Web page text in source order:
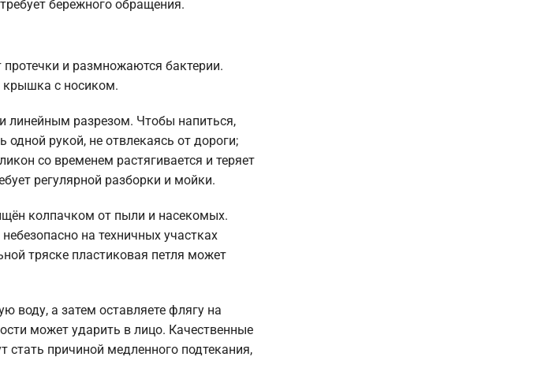
бережного обращения.
и размножаются бактерии.
крышка с носиком.
линейным разрезом. Чтобы напиться,
рукой, не отвлекаясь от дороги;
со временем растягивается и теряет
регулярной разборки и мойки.
колпачком от пыли и насекомых.
на техничных участках
тряске пластиковая петля может
воду, а затем оставляете флягу на
может ударить в лицо. Качественные
причиной медленного подтекания,